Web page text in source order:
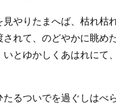
見やりたまへば、枯れ枯
れて、のどやかに眺め
いとゆかしくあはれにて
たるついでを過ぐしはべ